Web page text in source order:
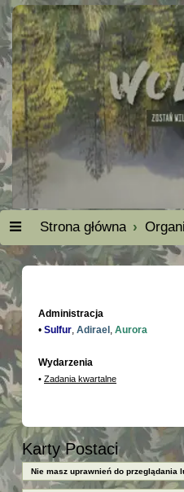
Strona główna
Administracja
• Sulfur, Adirael , Aurora
Wydarzenia
• Zadania kwartalne
Karty Postaci
Nie masz uprawnień do przeglądania